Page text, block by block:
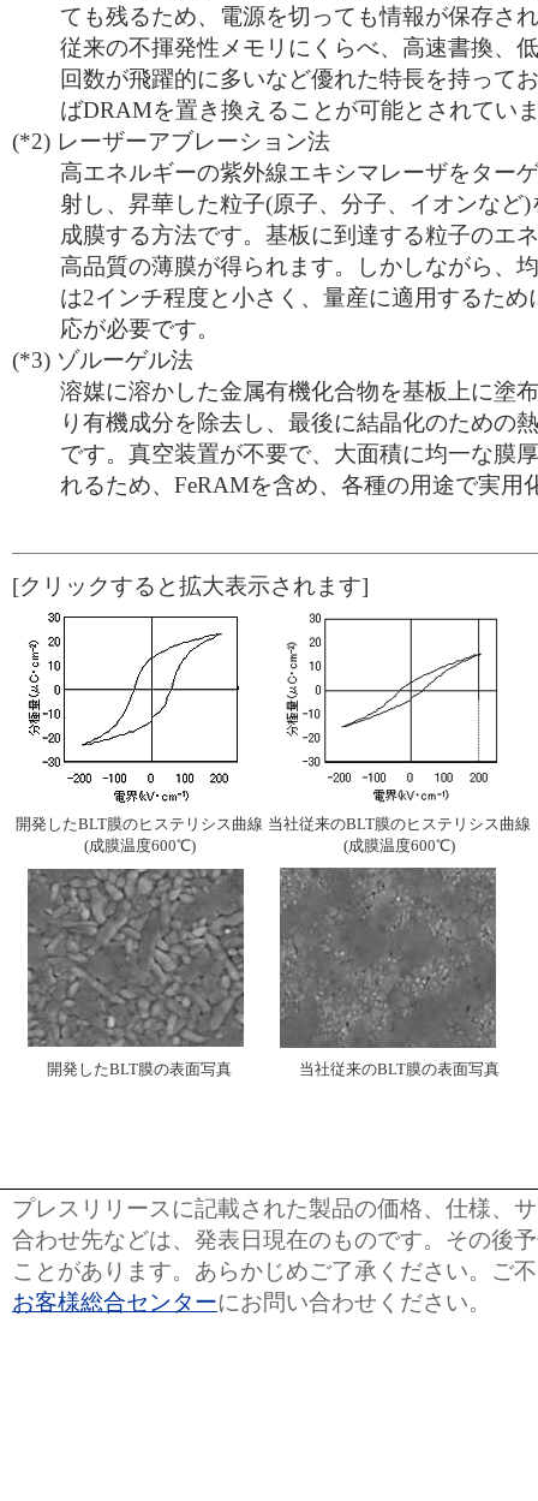
ても残るため、電源を切っても情報が保存さ
従来の不揮発性メモリにくらべ、高速書換、
回数が飛躍的に多いなど優れた特長を持って
ばDRAMを置き換えることが可能とされてい
(*2) レーザーアブレーション法
高エネルギーの紫外線エキシマレーザをター
射し、昇華した粒子(原子、分子、イオンなど
成膜する方法です。基板に到達する粒子のエ
高品質の薄膜が得られます。しかしながら、
は2インチ程度と小さく、量産に適用するため
応が必要です。
(*3) ゾルーゲル法
溶媒に溶かした金属有機化合物を基板上に塗
り有機成分を除去し、最後に結晶化のための
です。真空装置が不要で、大面積に均一な膜
れるため、FeRAMを含め、各種の用途で実用
[クリックすると拡大表示されます]
開発したBLT膜のヒステリシス曲線
(成膜温度600℃)
当社従来のBLT膜のヒステリシス曲線
(成膜温度600℃)
開発したBLT膜の表面写真 当社従来のBLT膜の表面写真
プレスリリースに記載された製品の価格、仕様、
合わせ先などは、発表日現在のものです。その後
ことがあります。あらかじめご了承ください。ご
お客様総合センターにお問い合わせください。